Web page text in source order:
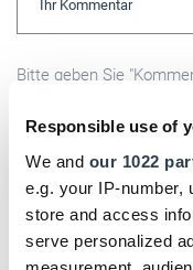
Responsible use of
We and our 1022
e.g. your IP-number,
store and access
serve personalized
Bitte geben Sie